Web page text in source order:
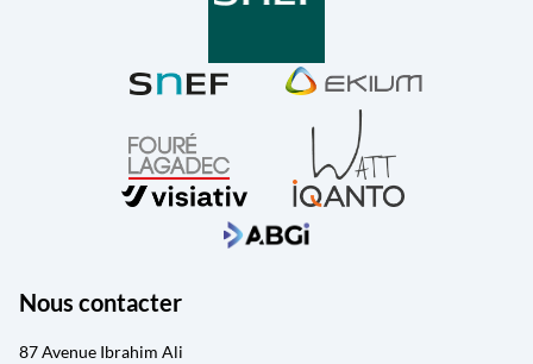
Nous contacter
87 Avenue Ibrahim Ali